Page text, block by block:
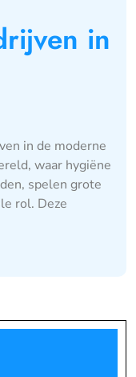
in
in de moderne
waar hygiëne
spelen grote
rol. Deze